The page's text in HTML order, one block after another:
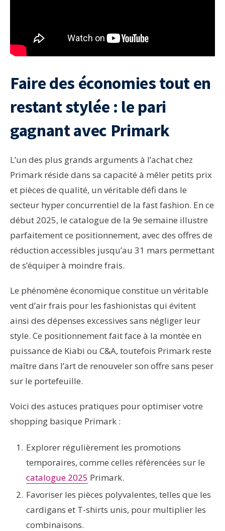
Faire des économies tout en
restant stylée : le pari
gagnant avec Primark
L’un des plus grands arguments à l’achat chez
Primark réside dans sa capacité à mêler petits prix
et pièces de qualité, un véritable défi dans le
secteur hyper concurrentiel de la fast fashion. En ce
début 2025, le catalogue de la 9e semaine illustre
parfaitement ce positionnement, avec des offres de
réduction accessibles jusqu’au 31 mars permettant
de s’équiper à moindre frais.
Le phénomène économique constitue un véritable
vent d’air frais pour les fashionistas qui évitent
ainsi des dépenses excessives sans négliger leur
style. Ce positionnement fait face à la montée en
puissance de Kiabi ou C&A, toutefois Primark reste
maître dans l’art de renouveler son offre sans peser
sur le portefeuille.
Voici des astuces pratiques pour optimiser votre
shopping basique Primark :
Explorer régulièrement les promotions
temporaires, comme celles référencées sur le
catalogue 2025 Primark.
Favoriser les pièces polyvalentes, telles que les
cardigans et T-shirts unis, pour multiplier les
combinaisons.